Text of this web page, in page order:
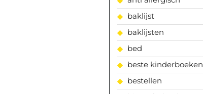
baklijst
baklijsten
bed
beste kinderboeken
bestellen